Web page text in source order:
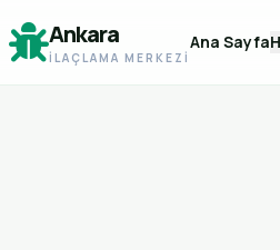
Ankara
İLAÇLAMA MERKEZI
Ana Sayfa